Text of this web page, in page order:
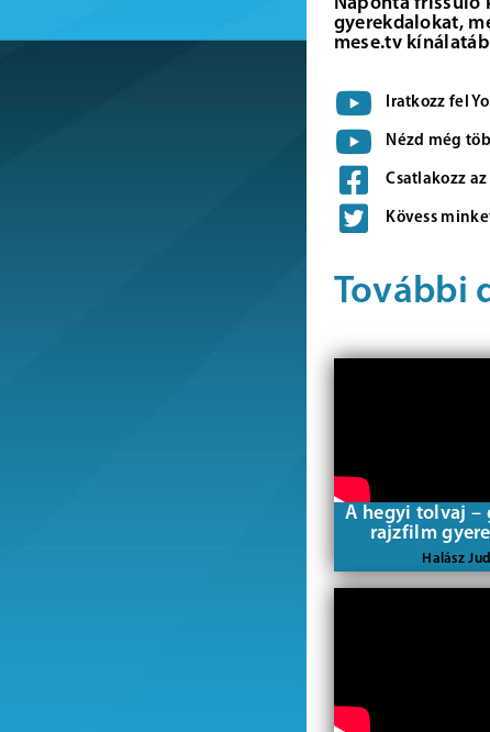
gyerekdalokat,
mese.tv
Iratkozz fel
Nézd még
Csatlakozz
Kövess
További
A hegyi tolvaj –
rajzfilm
Halász